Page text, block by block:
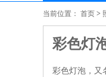
当前位置： 首页 >
彩色灯
彩色灯泡，又